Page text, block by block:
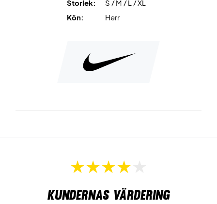
shirt Smokey Blue idag!
Smokey Blue.
Storlek:
S / M / L / XL
Kön:
Herr
Kundernas värdering